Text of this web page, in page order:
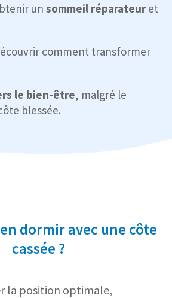
un sommeil réparateuret
comment transformer
le bien-être, malgré le
blessée.
dormir avec une côte
cassée ?
la position optimale,